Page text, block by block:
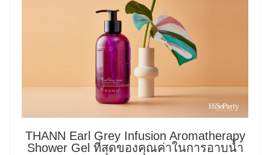
THANN Earl Grey Infusion Aromatherapy
Shower Gel ที่สุดของคุณค่าในการอาบน้ำ